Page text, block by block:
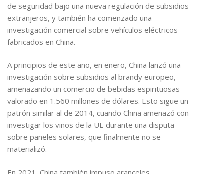
de seguridad bajo una nueva regulación de subsidios
extranjeros, y también ha comenzado una
investigación comercial sobre vehículos eléctricos
fabricados en China.
A principios de este año, en enero, China lanzó una
investigación sobre subsidios al brandy europeo,
amenazando un comercio de bebidas espirituosas
valorado en 1.560 millones de dólares. Esto sigue un
patrón similar al de 2014, cuando China amenazó con
investigar los vinos de la UE durante una disputa
sobre paneles solares, que finalmente no se
materializó.
En 2021, China también impuso aranceles